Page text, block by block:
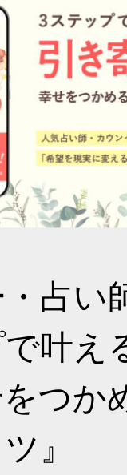
占い
で叶
つか
』